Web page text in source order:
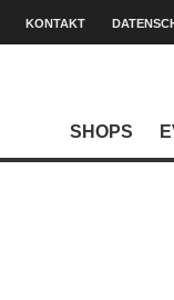
KONTAKT
SHOPS